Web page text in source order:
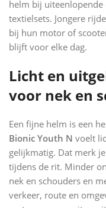
helm bij
textielsets. Jongere
bij hun motor of
blijft voor elke dag.
Licht en
voor nek en
Een fijne helm is een
Bionic Youth N voelt
gelijkmatig. Dat merk
tijdens de rit. Minder
nek en schouders en
verkeer, route en